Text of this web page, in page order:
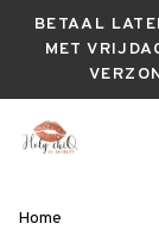
BETAAL
MET
Home